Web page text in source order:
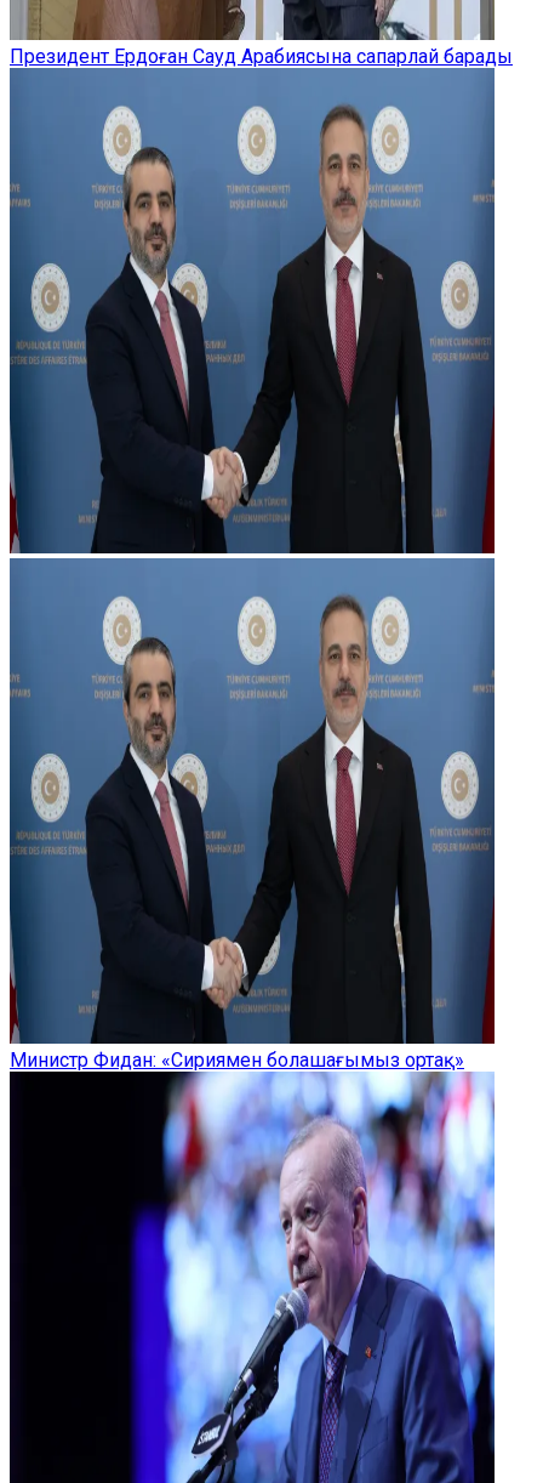
Президент Ердоған Сауд Арабиясына сапарлай барады
Министр Фидан: «Сириямен болашағымыз ортақ»